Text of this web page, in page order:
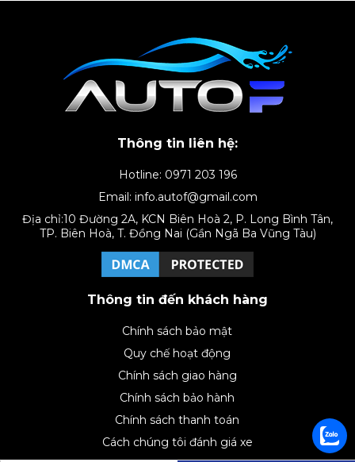
Thông tin liên hệ:
Hotline: 0971 203 196
Email: info.autof@gmail.com
Địa chỉ:10 Đường 2A, KCN Biên Hoà 2, P. Long Bình Tân,
TP. Biên Hoà, T. Đồng Nai (Gần Ngã Ba Vũng Tàu)
Thông tin đến khách hàng
Chính sách bảo mật
Quy chế hoạt động
Chính sách giao hàng
Chính sách bảo hành
Chính sách thanh toán
Cách chúng tôi đánh giá xe